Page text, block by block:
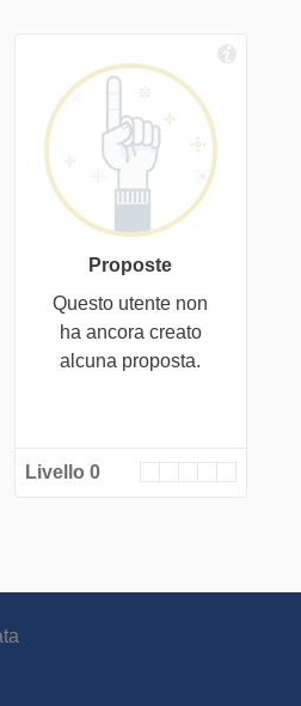
Proposte
Questo utente non
ha ancora creato
alcuna proposta.
Livello 0